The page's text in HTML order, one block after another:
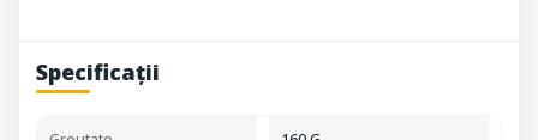
Specificații